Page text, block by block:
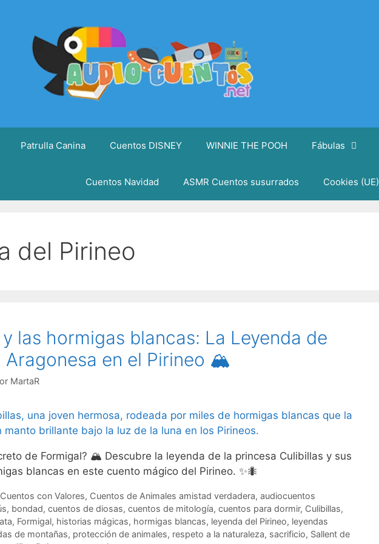
Patrulla Canina Cuentos DISNEY WINNIE THE POOH Fábulas
Cuentos Navidad ASMR Cuentos susurrados Cookies (UE)
del Pirineo
las hormigas blancas: La Leyenda de
Aragonesa en el Pirineo 🏔️
MartaR
de Formigal? 🏔️ Descubre la leyenda de la princesa Culibillas y sus
blancas en este cuento mágico del Pirineo. ✨🐜
Cuentos con Valores, Cuentos de Animales Etiquetas
amistad verdadera, audiocuentos
, bondad, cuentos de diosas, cuentos de mitología, cuentos para dormir, Culibillas,
, Formigal, historias mágicas, hormigas blancas, leyenda del Pirineo, leyendas
de montañas, protección de animales, respeto a la naturaleza, sacrificio, Sallent de